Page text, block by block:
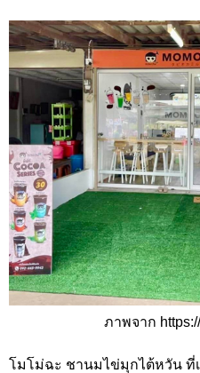
ภาพจาก
โมโม่ฉะ ชานมไข่มุกไต้หวัน ที่